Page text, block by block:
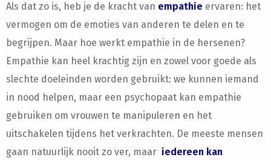
Als dat zo is, heb je de kracht van empathie ervaren: het
vermogen om de emoties van anderen te delen en te
begrijpen. Maar hoe werkt empathie in de hersenen?
Empathie kan heel krachtig zijn en zowel voor goede als
slechte doeleinden worden gebruikt: we kunnen iemand
in nood helpen, maar een psychopaat kan empathie
gebruiken om vrouwen te manipuleren en het
uitschakelen tijdens het verkrachten. De meeste mensen
gaan natuurlijk nooit zo ver, maar iedereen kan